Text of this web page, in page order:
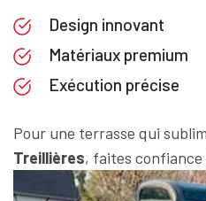
Design innovant
Matériaux premium
Exécution précise
Pour une terrasse qui
Treillières, faites confiance